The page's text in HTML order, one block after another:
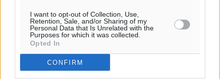
I want to opt-out of Collection, Use,
Retention, Sale, and/or Sharing of my
Personal Data that Is Unrelated with the
Purposes for which it was collected.
Opted In
CONFIRM
Υπενθύμιση:
Για την μερική αναπαραγωγή της είδησης από άλλες
ιστοσελίδες είναι απαραίτητη η χρήση του παρακάτω
παρεχόμενου συνδέσμου παραπομπής προς το άρθρο
της Δημοκρατικής.